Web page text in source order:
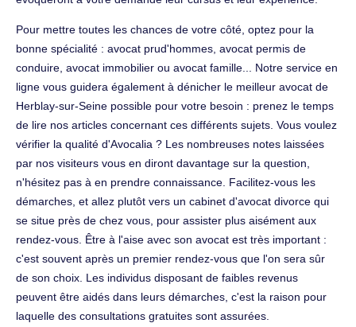
Pour mettre toutes les chances de votre côté, optez pour la
bonne spécialité : avocat prud'hommes, avocat permis de
conduire, avocat immobilier ou avocat famille... Notre service en
ligne vous guidera également à dénicher le meilleur avocat de
Herblay-sur-Seine possible pour votre besoin : prenez le temps
de lire nos articles concernant ces différents sujets. Vous voulez
vérifier la qualité d'Avocalia ? Les nombreuses notes laissées
par nos visiteurs vous en diront davantage sur la question,
n'hésitez pas à en prendre connaissance. Facilitez-vous les
démarches, et allez plutôt vers un cabinet d'avocat divorce qui
se situe près de chez vous, pour assister plus aisément aux
rendez-vous. Être à l'aise avec son avocat est très important :
c'est souvent après un premier rendez-vous que l'on sera sûr
de son choix. Les individus disposant de faibles revenus
peuvent être aidés dans leurs démarches, c'est la raison pour
laquelle des consultations gratuites sont assurées.